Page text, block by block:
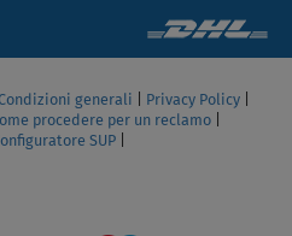
generali Privacy Policy
procedere per un reclamo
SUP